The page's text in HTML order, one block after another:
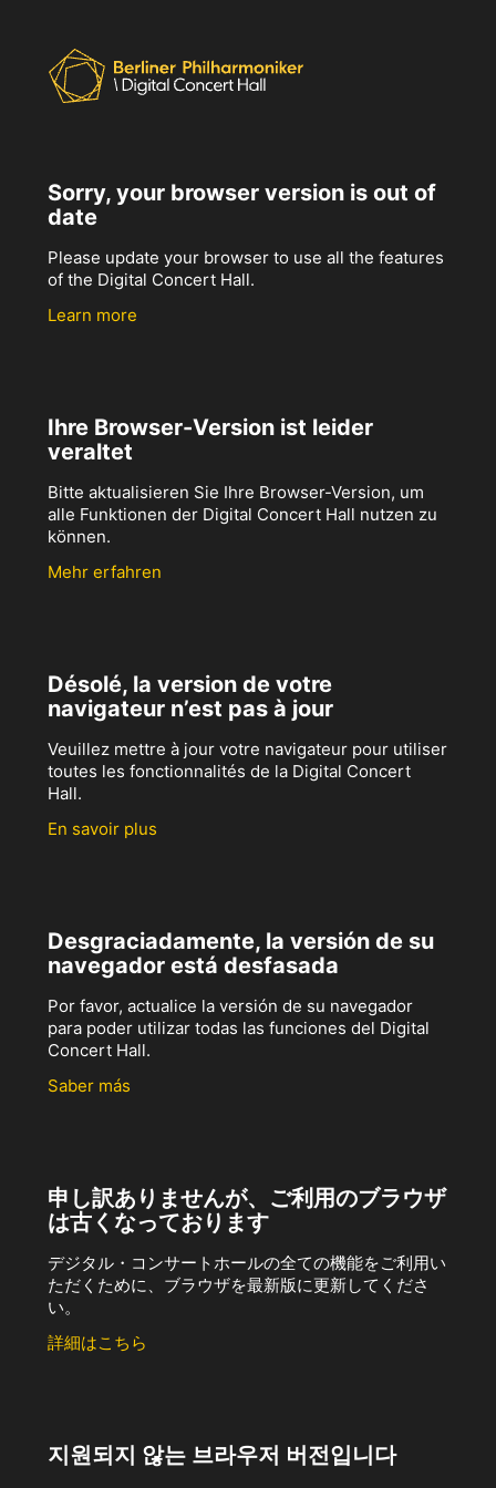
Sorry, your browser version is out of
date
Please update your browser to use all the features
of the Digital Concert Hall.
Learn more
Ihre Browser-Version ist leider
veraltet
Bitte aktualisieren Sie Ihre Browser-Version, um
alle Funktionen der Digital Concert Hall nutzen zu
können.
Mehr erfahren
Désolé, la version de votre
navigateur n’est pas à jour
Veuillez mettre à jour votre navigateur pour utiliser
toutes les fonctionnalités de la Digital Concert
Hall.
En savoir plus
Desgraciadamente, la versión de su
navegador está desfasada
Por favor, actualice la versión de su navegador
para poder utilizar todas las funciones del Digital
Concert Hall.
Saber más
申し訳ありませんが、ご利用のブラウザ
は古くなっております
デジタル・コンサートホールの全ての機能をご利用い
ただくために、ブラウザを最新版に更新してくださ
い。
詳細はこちら
지원되지 않는 브라우저 버전입니다